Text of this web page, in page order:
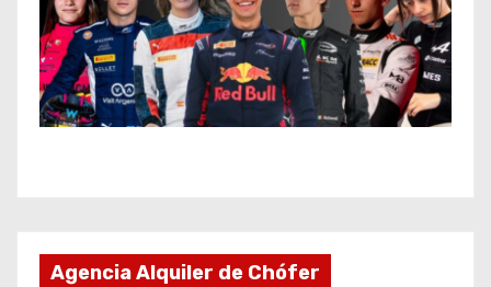
Agencia Alquiler de Chófer